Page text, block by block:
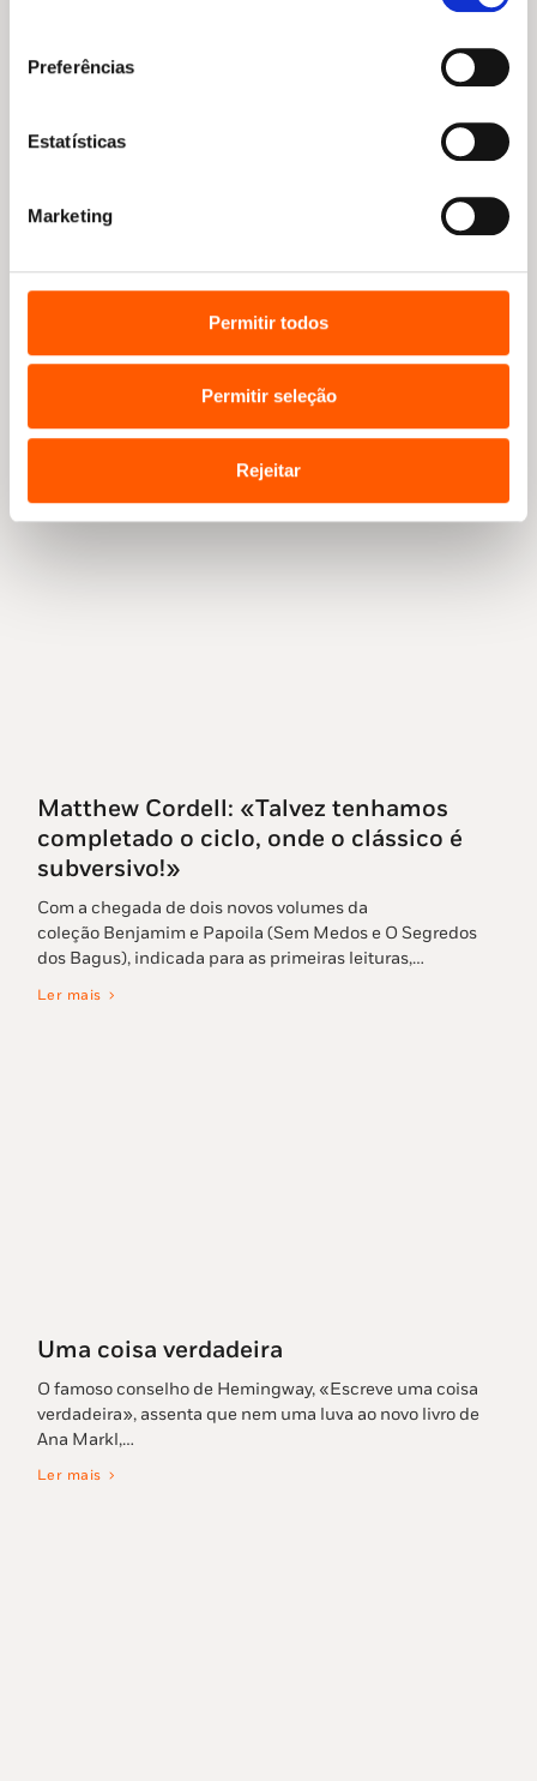
Preferências
Estatísticas
Marketing
Permitir todos
Permitir seleção
Rejeitar
Cinco coleções para a leitura autónoma
A transição dos álbuns para os livros de capítulos e para a
Matthew Cordell: «Talvez tenhamos
completado o ciclo, onde o clássico é
subversivo!»
Com a chegada de dois novos volumes da
coleção Benjamim e Papoila (Sem Medos e O Segredos
dos Bagus), indicada para as primeiras leituras,…
Ler mais
Uma coisa verdadeira
O famoso conselho de Hemingway, «Escreve uma coisa
verdadeira», assenta que nem uma luva ao novo livro de
Ana Markl,…
Ler mais